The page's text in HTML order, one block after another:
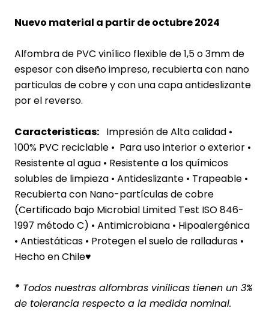
Nuevo material a partir de octubre 2024
Alfombra de PVC vinílico flexible de 1,5 o 3mm de
espesor con diseño impreso, recubierta con nano
particulas de cobre y con una capa antideslizante
por el reverso.
Caracteristicas: Impresión de Alta calidad •
100% PVC reciclable • Para uso interior o exterior •
Resistente al agua • Resistente a los químicos
solubles de limpieza • Antideslizante • Trapeable •
Recubierta con Nano-partículas de cobre
(Certificado bajo Microbial Limited Test ISO 846-
1997 método C) • Antimicrobiana • Hipoalergénica
• Antiestáticas • Protegen el suelo de ralladuras •
Hecho en Chile♥
* Todos nuestras alfombras vinílicas tienen un 3%
de tolerancia respecto a la medida nominal.